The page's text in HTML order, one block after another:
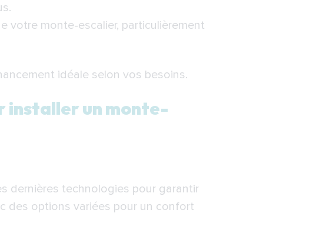
votre monte-escalier, particulièrement
idéale selon vos besoins.
installer un monte-
dernières technologies pour garantir
des options variées pour un confort